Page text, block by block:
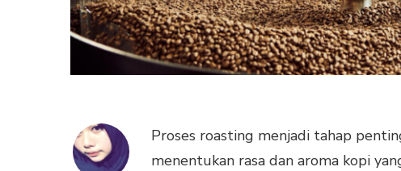
Proses roasting menjadi tahap
menentukan rasa dan aroma kopi